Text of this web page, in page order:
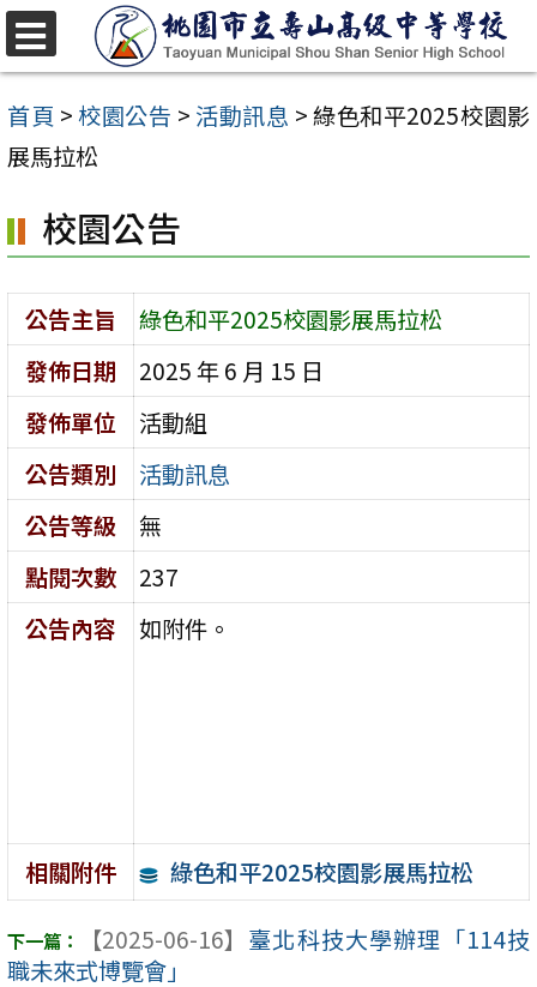
跳
至
主
要
容
區
首頁 >校園公告 > 活動訊息 >綠色和平2025校園影
展馬拉松
校園公告
公告主旨
綠色和平2025校園影展馬拉松
發佈日期
2025 年 6 月 15 日
發佈單位
活動組
公告類別
活動訊息
公告等級
無
點閱次數
237
公告內容
如附件。
相關附件 綠色和平2025校園影展馬拉松
【2025-06-16】 臺北科技大學辦理「114技
職未來式博覽會」
選
單